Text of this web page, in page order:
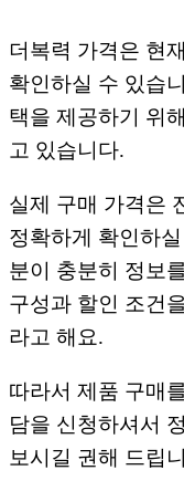
더복력 가격은 현
확인하실 수 있습
택을 제공하기 위
고 있습니다.
실제 구매 가격은
정확하게 확인하
분이 충분히 정보
구성과 할인 조건
라고 해요.
따라서 제품 구매
담을 신청하셔서
보시길 권해 드립